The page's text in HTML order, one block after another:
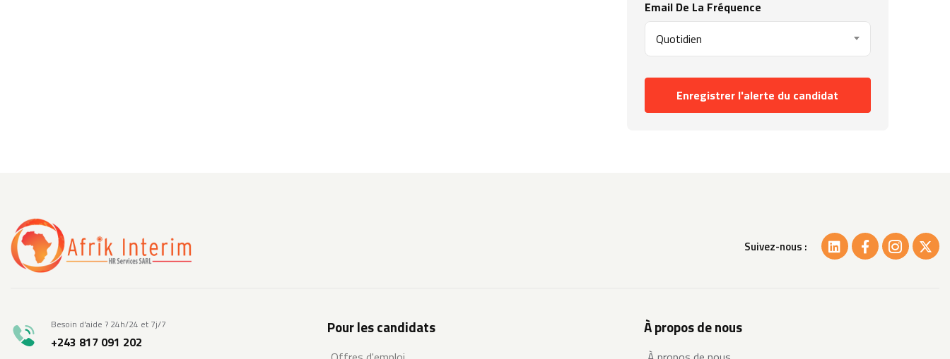
Email De La Fréquence
Quotidien
Enregistrer l'alerte du candidat
Suivez-nous :
Besoin d'aide ? 24h/24 et 7j/7
+243 817 091 202
Pour les candidats À propos de nous